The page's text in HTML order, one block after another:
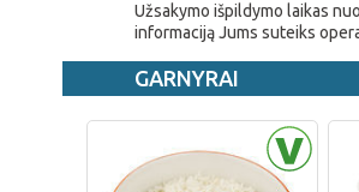
Užsakymo išpildymo laikas
informaciją Jums suteiks
GARNYRAI